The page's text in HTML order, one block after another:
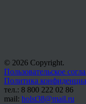
© 2026 Copyright.
Пользовательское
Политика
тел.: 8 800 222 02 86
mail: holst38@mail.ru